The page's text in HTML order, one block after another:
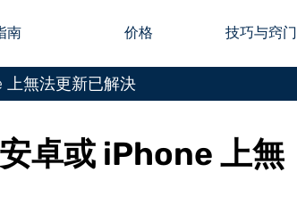
南 价格 技巧与窍门
上無法更新已解決
卓或 iPhone 上無